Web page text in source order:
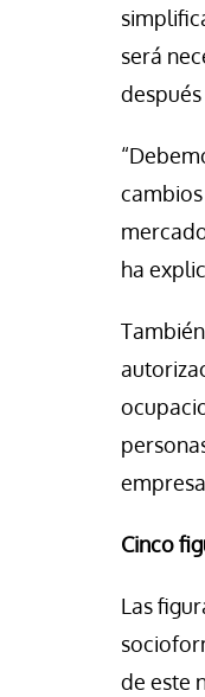
será
ha
Cinco
Las
de este